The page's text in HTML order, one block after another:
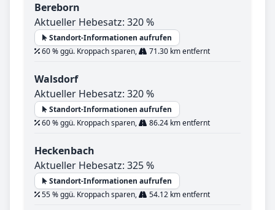
Bereborn
Aktueller Hebesatz: 320 %
Standort-Informationen aufrufen
60 % ggü. Kroppach sparen,
71.30 km entfernt
Walsdorf
Aktueller Hebesatz: 320 %
Standort-Informationen aufrufen
60 % ggü. Kroppach sparen,
86.24 km entfernt
Heckenbach
Aktueller Hebesatz: 325 %
Standort-Informationen aufrufen
55 % ggü. Kroppach sparen,
54.12 km entfernt